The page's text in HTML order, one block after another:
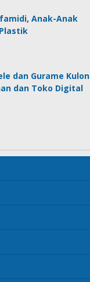
Anak-Anak
dan Gurame Kulon
dan Toko Digital